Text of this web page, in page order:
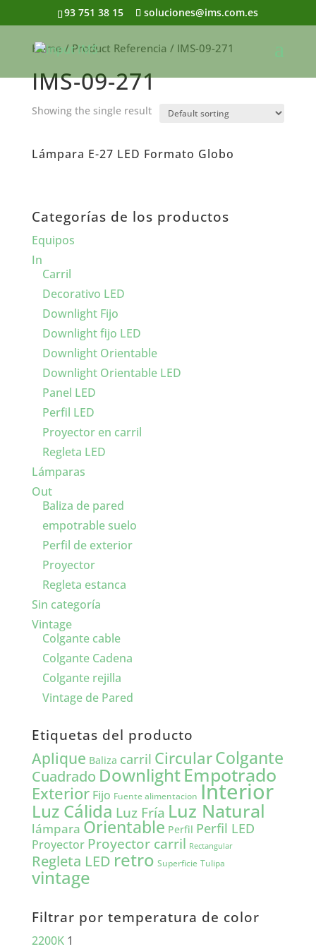
93 751 38 15 soluciones@ims.com.es
Home / Product Referencia / IMS-09-271
IMS-09-271
Showing the single result
Lámpara E-27 LED Formato Globo
Categorías de los productos
Equipos
In
Carril
Decorativo LED
Downlight Fijo
Downlight fijo LED
Downlight Orientable
Downlight Orientable LED
Panel LED
Perfil LED
Proyector en carril
Regleta LED
Lámparas
Out
Baliza de pared
empotrable suelo
Perfil de exterior
Proyector
Regleta estanca
Sin categoría
Vintage
Colgante cable
Colgante Cadena
Colgante rejilla
Vintage de Pared
Etiquetas del producto
Aplique Baliza carril CircularColgante
Cuadrado DownlightEmpotrado
Exterior Fijo Fuente alimentacion Interior
Luz Cálida Luz Fría Luz Natural
lámpara Orientable Perfil Perfil LED
Proyector Proyector carril Rectangular
Regleta LEDretro Superficie Tulipa
vintage
Filtrar por temperatura de color
2200K 1